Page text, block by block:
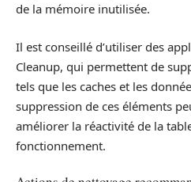
de la mémoire inutilisée.
Il est conseillé d’utiliser des
Cleanup, qui permettent de
tels que les caches et les
suppression de ces éléments
améliorer la réactivité de la
fonctionnement.